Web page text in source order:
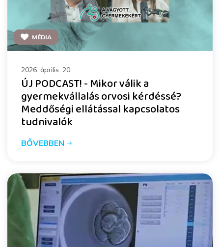
MÉDIA
2026. április. 20.
ÚJ PODCAST! - Mikor válik a
gyermekvállalás orvosi kérdéssé?
Meddőségi ellátással kapcsolatos
tudnivalók
BŐVEBBEN